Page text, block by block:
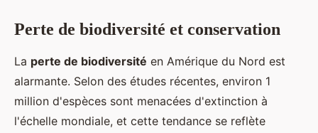
Perte de biodiversité et conservation
La perte de biodiversité en Amérique du Nord est
alarmante. Selon des études récentes, environ 1
million d'espèces sont menacées d'extinction à
l'échelle mondiale, et cette tendance se reflète